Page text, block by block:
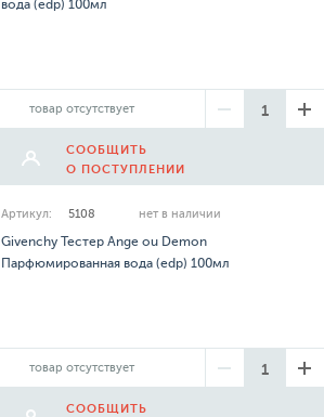
вода (edp) 100мл
товар отсутствует
СООБЩИТЬ
О ПОСТУПЛЕНИИ
Артикул: 5108 нет в наличии
Givenchy Тестер Ange ou Demon
Парфюмированная вода (edp) 100мл
товар отсутствует
СООБЩИТЬ